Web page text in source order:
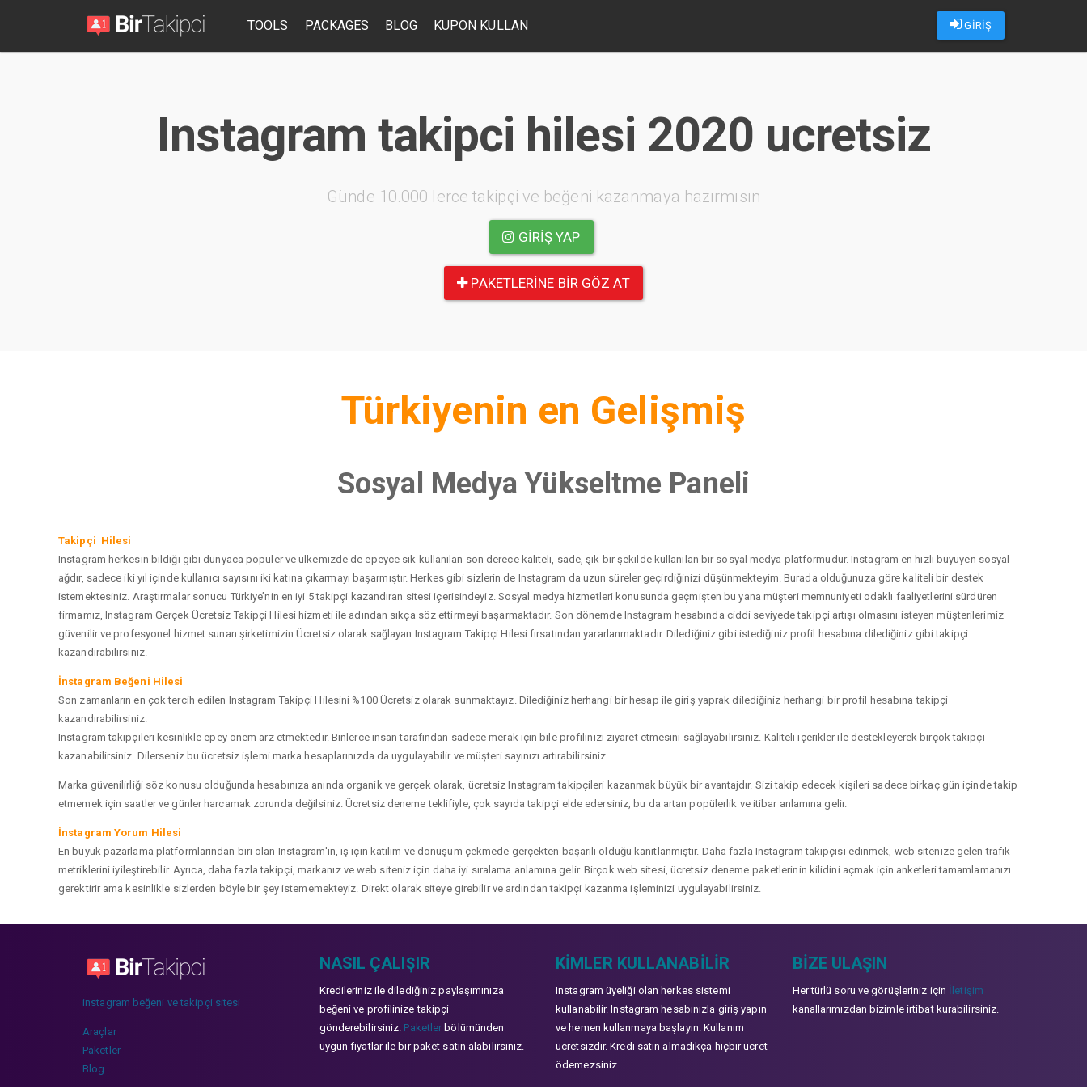
GİRİŞ
TOOLS PACKAGES BLOG KUPON KULLAN
Instagram takipci hilesi 2020 ucretsiz
Günde 10.000 lerce takipçi ve beğeni kazanmaya hazırmısın
GIRIŞ YAP
PAKETLERINE BIR GÖZ AT
Türkiyenin en Gelişmiş
Sosyal Medya Yükseltme Paneli
Takipçi Hilesi
Instagram herkesin bildiği gibi dünyaca popüler ve ülkemizde de epeyce sık kullanılan son derece kaliteli, sade, şık bir şekilde kullanılan bir sosyal medya platformudur. Instagram en hızlı büyüyen sosyal
ağdır, sadece iki yıl içinde kullanıcı sayısını iki katına çıkarmayı başarmıştır. Herkes gibi sizlerin de Instagram da uzun süreler geçirdiğinizi düşünmekteyim. Burada olduğunuza göre kaliteli bir destek
istemektesiniz. Araştırmalar sonucu Türkiye’nin en iyi 5 takipçi kazandıran sitesi içerisindeyiz. Sosyal medya hizmetleri konusunda geçmişten bu yana müşteri memnuniyeti odaklı faaliyetlerini sürdüren
firmamız, Instagram Gerçek Ücretsiz Takipçi Hilesi hizmeti ile adından sıkça söz ettirmeyi başarmaktadır. Son dönemde Instagram hesabında ciddi seviyede takipçi artışı olmasını isteyen müşterilerimiz
güvenilir ve profesyonel hizmet sunan şirketimizin Ücretsiz olarak sağlayan Instagram Takipçi Hilesi fırsatından yararlanmaktadır. Dilediğiniz gibi istediğiniz profil hesabına dilediğiniz gibi takipçi
kazandırabilirsiniz.
İnstagram Beğeni Hilesi
Son zamanların en çok tercih edilen Instagram Takipçi Hilesini %100 Ücretsiz olarak sunmaktayız. Dilediğiniz herhangi bir hesap ile giriş yaprak dilediğiniz herhangi bir profil hesabına takipçi
kazandırabilirsiniz.
Instagram takipçileri kesinlikle epey önem arz etmektedir. Binlerce insan tarafından sadece merak için bile profilinizi ziyaret etmesini sağlayabilirsiniz. Kaliteli içerikler ile destekleyerek birçok takipçi
kazanabilirsiniz. Dilerseniz bu ücretsiz işlemi marka hesaplarınızda da uygulayabilir ve müşteri sayınızı artırabilirsiniz.
Marka güvenilirliği söz konusu olduğunda hesabınıza anında organik ve gerçek olarak, ücretsiz Instagram takipçileri kazanmak büyük bir avantajdır. Sizi takip edecek kişileri sadece birkaç gün içinde takip
etmemek için saatler ve günler harcamak zorunda değilsiniz. Ücretsiz deneme teklifiyle, çok sayıda takipçi elde edersiniz, bu da artan popülerlik ve itibar anlamına gelir.
İnstagram Yorum Hilesi
En büyük pazarlama platformlarından biri olan Instagram'ın, iş için katılım ve dönüşüm çekmede gerçekten başarılı olduğu kanıtlanmıştır. Daha fazla Instagram takipçisi edinmek, web sitenize gelen trafik
metriklerini iyileştirebilir. Ayrıca, daha fazla takipçi, markanız ve web siteniz için daha iyi sıralama anlamına gelir. Birçok web sitesi, ücretsiz deneme paketlerinin kilidini açmak için anketleri tamamlamanızı
gerektirir ama kesinlikle sizlerden böyle bir şey istememekteyiz. Direkt olarak siteye girebilir ve ardından takipçi kazanma işleminizi uygulayabilirsiniz.
instagram beğeni ve takipçi sitesi
Araçlar
Paketler
Blog
NASIL ÇALIŞIR
Kredileriniz ile dilediğiniz paylaşımınıza
beğeni ve profilinize takipçi
gönderebilirsiniz. Paketler bölümünden
uygun fiyatlar ile bir paket satın alabilirsiniz.
KIMLER KULLANABILIR
Instagram üyeliği olan herkes sistemi
kullanabilir. Instagram hesabınızla giriş yapın
ve hemen kullanmaya başlayın. Kullanım
ücretsizdir. Kredi satın almadıkça hiçbir ücret
ödemezsiniz.
BIZE ULAŞIN
Her türlü soru ve görüşleriniz için İletişim
kanallarımızdan bizimle irtibat kurabilirsiniz.